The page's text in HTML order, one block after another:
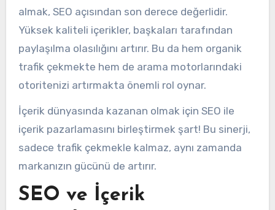
almak, SEO açısından son derece değerlidir.
Yüksek kaliteli içerikler, başkaları tarafından
paylaşılma olasılığını artırır. Bu da hem organik
trafik çekmekte hem de arama motorlarındaki
otoritenizi artırmakta önemli rol oynar.
İçerik dünyasında kazanan olmak için SEO ile
içerik pazarlamasını birleştirmek şart! Bu sinerji,
sadece trafik çekmekle kalmaz, aynı zamanda
markanızın gücünü de artırır.
SEO ve İçerik